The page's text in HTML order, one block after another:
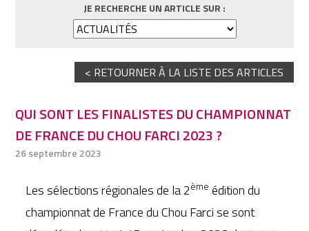
JE RECHERCHE UN ARTICLE SUR :
< RETOURNER À LA LISTE DES ARTICLES
QUI SONT LES FINALISTES DU CHAMPIONNAT
DE FRANCE DU CHOU FARCI 2023 ?
26 septembre 2023
Les sélections régionales de la 2ème édition du
championnat de France du Chou Farci se sont